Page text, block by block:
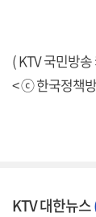
( KTV 국민방
< ⓒ 한국정책
KTV 대한뉴스